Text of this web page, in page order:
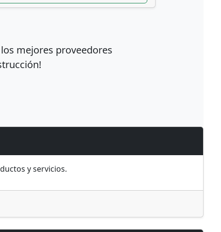
mejores proveedores
y servicios.